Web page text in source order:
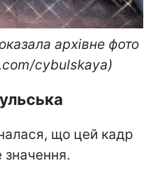
архівне фото
cybulskaya)
що цей кадр
значення.